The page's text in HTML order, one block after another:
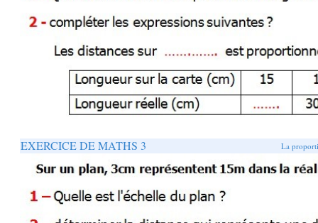
EXERCICE DE MATHS 3 La